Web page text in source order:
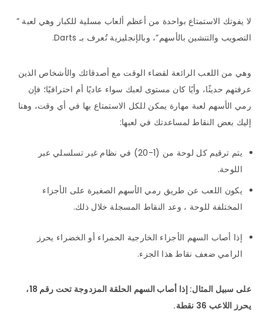
لا يفوتك الاستمتاع بواحدة من أعظم ألعاب مسلية للكبار وهي لعبة ”
التصويب والتنشين بالأسهم”، وبالإنجليزية تُعرف بـ Darts.
وهي من اللعب الرائعة لقضاء الوقت مع أصدقائك والأشخاص الذين
عرفتهم حديثًا، وأيًا كان مستوى لعبك سواء عاديًا أم احترافيًا؛ فإن
رمي الأسهم لعبة مهارة يمكن للكل الاستمتاع بها في أي وقت، وهنا
إليك بعض النقاط لمساعدتك في لعبها:
يتم ترقيم كل لوحة من (1-20) في نظام غير تسلسلي عبر
اللوحة.
يكون اللعب عن طريق رمي الأسهم الصغيرة على الأجزاء
المختلفة للوحة ، وعد النقاط المسجلة خلال ذلك.
إذا أصاب السهم الأجزاء الخارجية الحمراء أو الخضراء يحرز
الرامي ضعف نقاط هذا الجزء.
على سبيل المثال: إذا أصاب السهم الحلقة المزدوجة تحت رقم 18،
يحرز اللاعب 36 نقطة.